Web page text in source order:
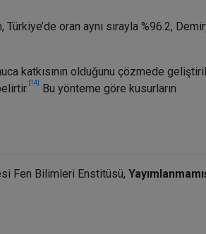
oran aynı sırayla %96.2,
katkısının olduğunu çözmede
[14]
Bu yönteme göre kusurların
Fen Bilimleri Enstitüsü,